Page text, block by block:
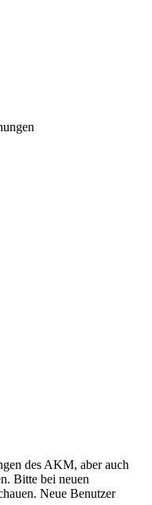
des AKM, aber auch
Bitte bei neuen
Neue Benutzer